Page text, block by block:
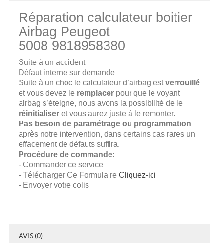
Réparation calculateur boitier
Airbag Peugeot
5008 9818958380
Suite à un accident
Défaut interne sur demande
Suite à un choc le calculateur d’airbag estverrouillé
et vous devez le remplacerpour que le voyant
airbag s’éteigne, nous avons la possibilité de le
réinitialiseret vous aurez juste à le remonter.
Pas besoin de paramétrage ou programmation
après notre intervention, dans certains cas rares un
effacement de défauts suffira.
Procédure de commande:
- Commander ce service
- Télécharger Ce Formulaire Cliquez-ici
- Envoyer votre colis
AVIS (0)